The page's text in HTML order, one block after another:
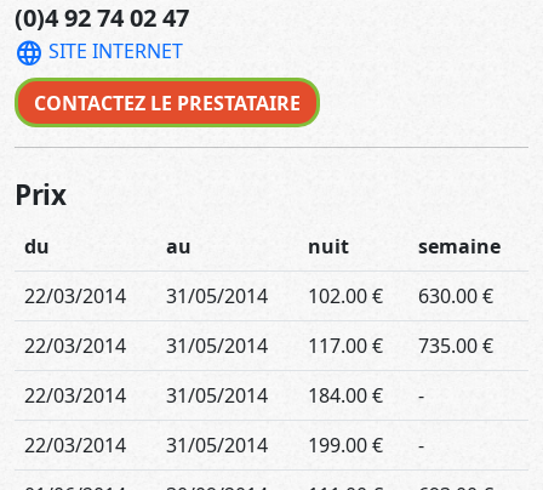
(0)4 92 74 02 47
language SITE INTERNET
CONTACTEZ LE PRESTATAIRE
Prix
du au nuit
semaine
22/03/2014
31/05/2014 102.00 €
630.00 €
22/03/2014
31/05/2014 117.00 €
735.00 €
22/03/2014
31/05/2014 184.00 €
-
22/03/2014
31/05/2014 199.00 €
-